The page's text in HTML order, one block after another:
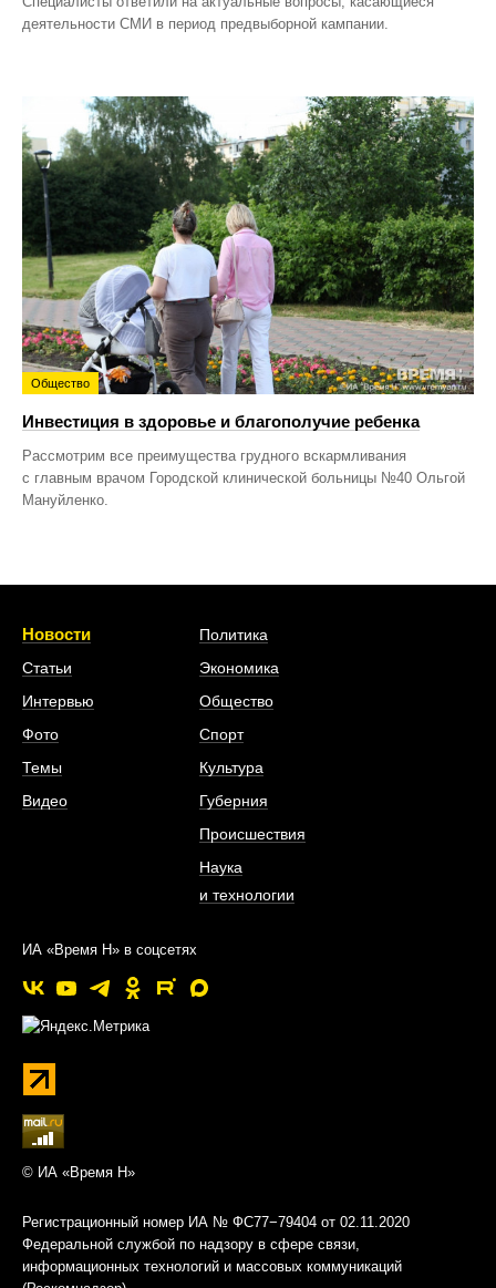
деятельности СМИ в период предвыборной кампании.
Общество
Инвестиция в здоровье и благополучие ребенка
Рассмотрим все преимущества грудного вскармливания
с главным врачом Городской клинической больницы №40 Ольгой
Мануйленко.
Новости
Статьи
Интервью
Фото
Темы
Видео
Политика
Экономика
Общество
Спорт
Культура
Губерния
Происшествия
Наука
и технологии
ИА «Время Н» в соцсетях
© ИА «Время Н»
Регистрационный номер ИА № ФС77−79404 от 02.11.2020
Федеральной службой по надзору в сфере связи,
информационных технологий и массовых коммуникаций